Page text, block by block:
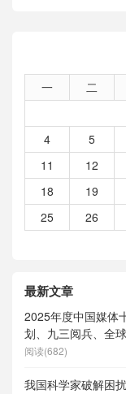
一 二
4
5
11
12
18
19
25
26
最新文章
2025年度中国媒体
划、九三阅兵、全
度求索）、人形机
阅读(682)
我国科学家破解困